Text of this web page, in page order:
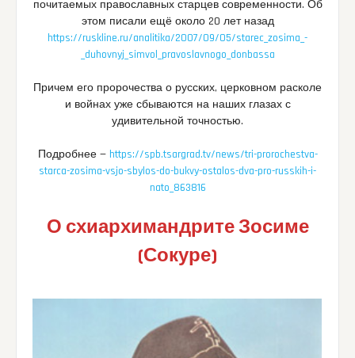
почитаемых православных старцев современности. Об
этом писали ещё около 20 лет назад
https://ruskline.ru/analitika/2007/09/05/starec_zosima_-
_duhovnyj_simvol_pravoslavnogo_donbassa
Причем его пророчества о русских, церковном расколе
и войнах уже сбываются на наших глазах с
удивительной точностью.
Подробнее — https://spb.tsargrad.tv/news/tri-prorochestva-
starca-zosima-vsjo-sbylos-do-bukvy-ostalos-dva-pro-russkih-i-
nato_863816
О схиархимандрите Зосиме
(Сокуре)